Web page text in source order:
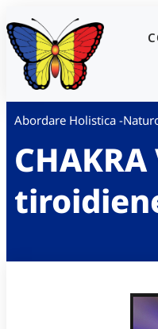
Abordare Holistica -